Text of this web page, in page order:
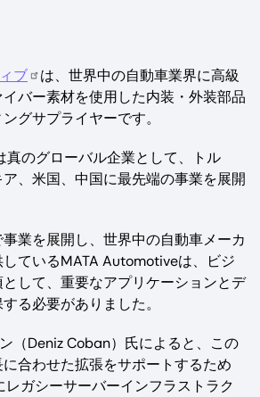
Twitter)
ブ
は、世界中の自動車業界に高級
バー素材を使用した内装・外装部品
グサプライヤーです。
のグローバル企業として、トル
、米国、中国に最先端の事業を展開
業を展開し、世界中の自動車メーカ
ているMATA Automotiveは、ビジ
して、重要なアプリケーションとデ
る必要がありました。
（Deniz Coban）氏によると、この
合わせた拡張をサポートするため
レガシーサーバーインフラストラク